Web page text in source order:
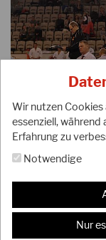
Wir nutzen Cookies
essenziell, während
Erfahrung zu
Notwendige
Nur